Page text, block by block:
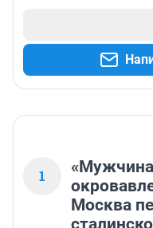
1
Москва